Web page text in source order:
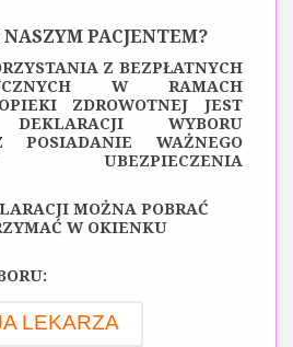
PACJENTEM?
Z BEZPŁATNYCH
W RAMACH
ZDROWOTNEJ JEST
WYBORU
POSIADANIE WAŻNEGO
UBEZPIECZENIA
MOŻNA POBRAĆ
W OKIENKU
LEKARZA